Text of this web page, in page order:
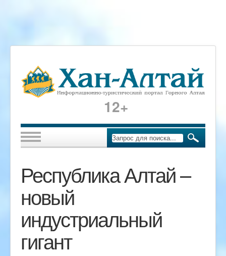
12+
Республика Алтай –
новый
индустриальный
гигант